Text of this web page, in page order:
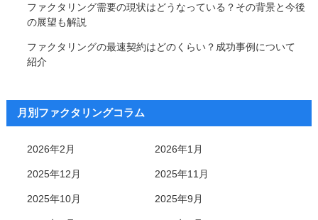
ファクタリング需要の現状はどうなっている？その背景と今後
の展望も解説
ファクタリングの最速契約はどのくらい？成功事例について
紹介
月別ファクタリングコラム
2026年2月 2026年1月
2025年12月 2025年11月
2025年10月 2025年9月